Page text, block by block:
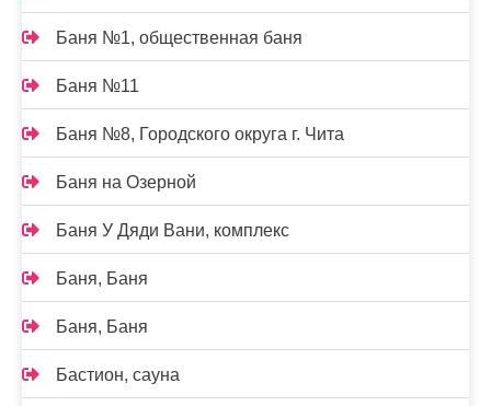
Баня №1, общественная баня
Баня №11
Баня №8, Городского округа г. Чита
Баня на Озерной
Баня У Дяди Вани, комплекс
Баня, Баня
Баня, Баня
Бастион, сауна